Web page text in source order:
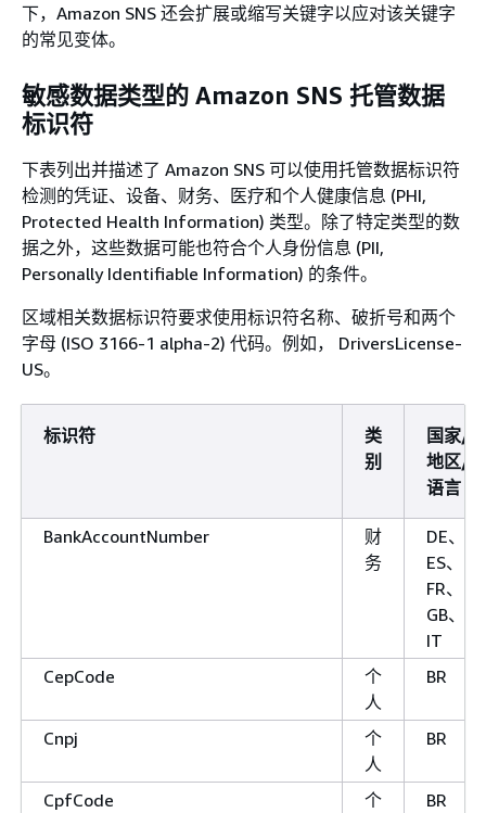
下，Amazon SNS 还会扩展或缩写关键字以应对该关键字
的常见变体。
敏感数据类型的 Amazon SNS 托管数据
标识符
下表列出并描述了 Amazon SNS 可以使用托管数据标识符
检测的凭证、设备、财务、医疗和个人健康信息 (PHI,
Protected Health Information) 类型。除了特定类型的数
据之外，这些数据可能也符合个人身份信息 (PII,
Personally Identifiable Information) 的条件。
区域相关数据标识符要求使用标识符名称、破折号和两个
字母 (ISO 3166-1 alpha-2) 代码。例如， DriversLicense-
US。
标识符
类
别
国家/
地区/
语言
BankAccountNumber
财
务
DE、
ES、
FR、
GB、
IT
CepCode
个
人
BR
Cnpj
个
人
BR
CpfCode
个
BR